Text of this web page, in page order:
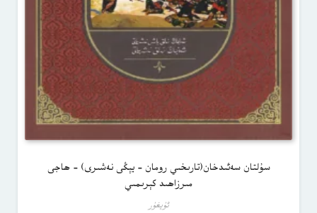
سۇلتان سەئىدخان(تارىخىي رومان – يېڭى نەشىرى) – ھاجى
مىرزاھىد كېرىمىي
ئۇيغۇر